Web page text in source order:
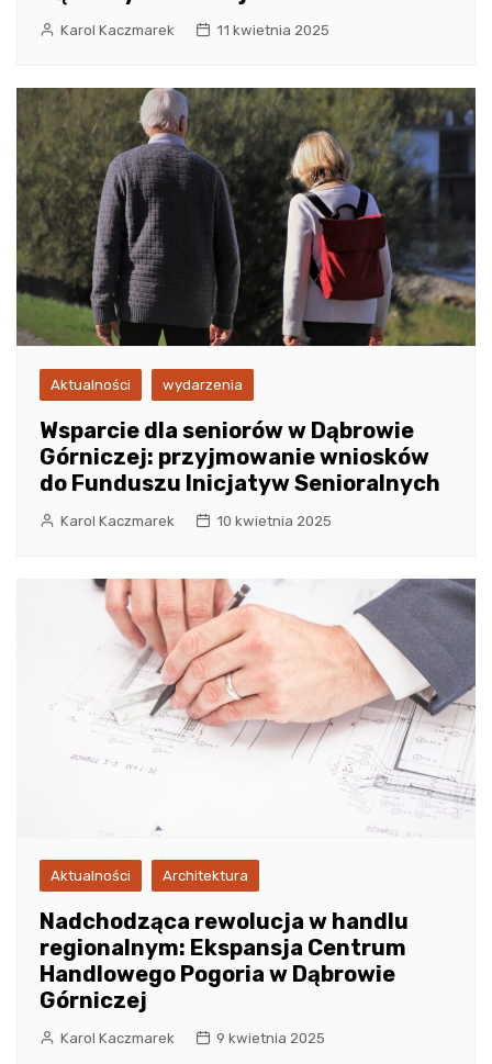
Karol Kaczmarek 11 kwietnia 2025
Aktualności wydarzenia
Wsparcie dla seniorów w Dąbrowie
Górniczej: przyjmowanie wniosków
do Funduszu Inicjatyw Senioralnych
Karol Kaczmarek 10 kwietnia 2025
Aktualności Architektura
Nadchodząca rewolucja w handlu
regionalnym: Ekspansja Centrum
Handlowego Pogoria w Dąbrowie
Górniczej
Karol Kaczmarek 9 kwietnia 2025